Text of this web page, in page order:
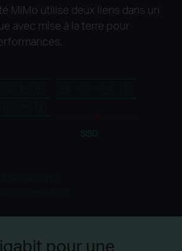
MiMo utilise deux liens dans un
avec mise à la terre pour
SISO
pour une